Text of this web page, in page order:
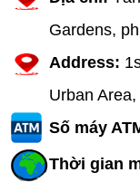
Gardens,
Address:
Urban
Số máy
Thời gian